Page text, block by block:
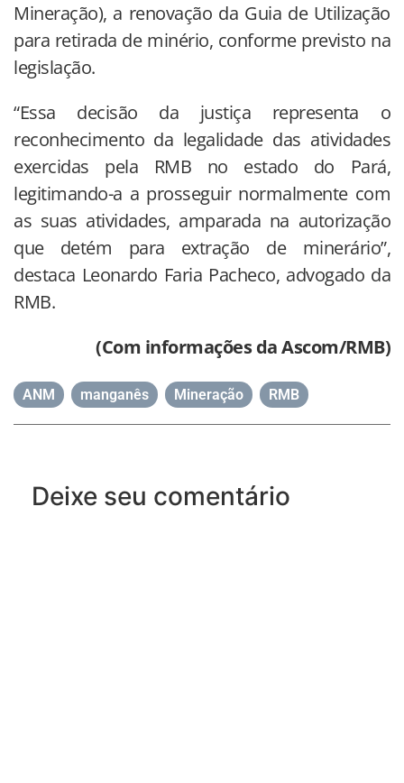
Mineração), a renovação da Guia de Utilização
para retirada de minério, conforme previsto na
legislação.
“Essa decisão da justiça representa o
reconhecimento da legalidade das atividades
exercidas pela RMB no estado do Pará,
legitimando-a a prosseguir normalmente com
as suas atividades, amparada na autorização
que detém para extração de minerário”,
destaca Leonardo Faria Pacheco, advogado da
RMB.
(Com informações da Ascom/RMB)
ANM manganês Mineração RMB
Deixe seu comentário